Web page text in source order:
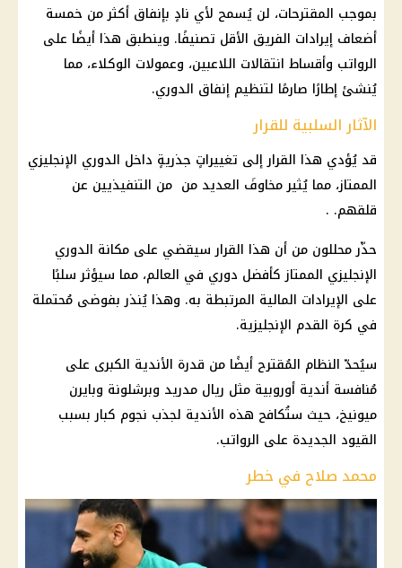
بموجب المقترحات، لن يُسمح لأي نادٍ بإنفاق أكثر من خمسة
أضعاف إيرادات الفريق الأقل تصنيفًا. وينطبق هذا أيضًا على
الرواتب وأقساط انتقالات اللاعبين، وعمولات الوكلاء، مما
يُنشئ إطارًا صارمًا لتنظيم إنفاق الدوري.
الآثار السلبية للقرار
قد يُؤدي هذا القرار إلى تغييراتٍ جذريةٍ داخل الدوري الإنجليزي
الممتاز، مما يُثير مخاوفَ العديد من من التنفيذيين عن
قلقهم. .
حذّر محللون من أن هذا القرار سيقضي على مكانة الدوري
الإنجليزي الممتاز كأفضل دوري في العالم، مما سيؤثر سلبًا
على الإيرادات المالية المرتبطة به. وهذا يُنذر بفوضى مُحتملة
في كرة القدم الإنجليزية.
سيُحدّ النظام المُقترح أيضًا من قدرة الأندية الكبرى على
مُنافسة أندية أوروبية مثل ريال مدريد وبرشلونة وبايرن
ميونيخ، حيث ستُكافح هذه الأندية لجذب نجوم كبار بسبب
القيود الجديدة على الرواتب.
محمد صلاح في خطر